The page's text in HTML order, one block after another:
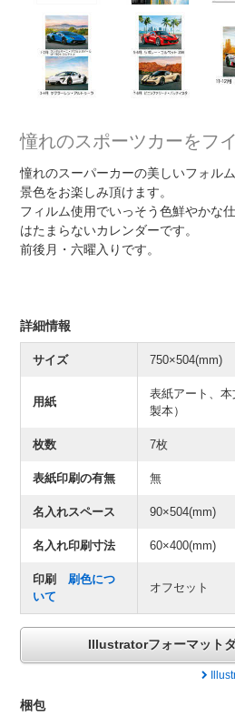
憧れのスポーツカーをフ
憧れのスーパーカーの美しいフォル
景色をお楽しみ頂けます。
フィルム使用でいっそう色鮮やかな
はたまらないカレンダーです。
前後月・六曜入りです。
詳細情報
サイズ 750×504(mm)
用紙
表紙アート、
製本）
枚数 7枚
表紙印刷の有無 無
名入れスペース 90×504(mm)
名入れ印刷寸法 60×400(mm)
印刷 刷色につ
いて
オフセット
Illustratorフォーマット
梱包